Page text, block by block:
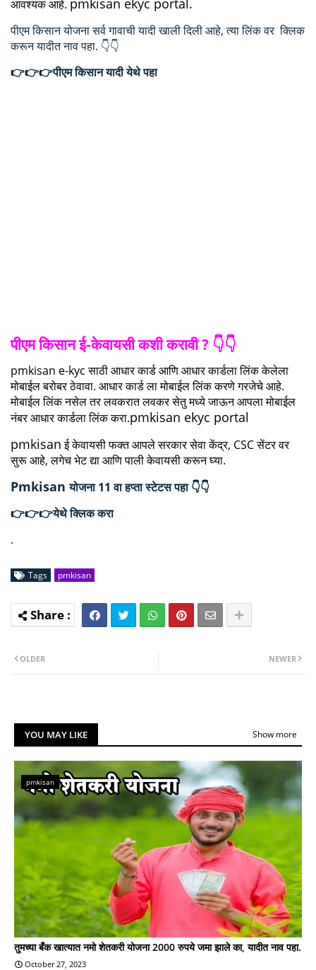
आवश्यक आहे.
पीएम किसान योजना सर्व गावाची यादी खाली दिली आहे, त्या लिंक वर क्लिक
करून यादीत नाव पहा. 👇👇
👉👉👉पीएम किसान यादी येथे पहा
पीएम किसान ई-केवायसी कशी करावी ? 👇👇
pmkisan e-kyc साठी आधार कार्ड आणि आधार कार्डला लिंक केलेला
मोबाईल बरोबर ठेवावा. आधार कार्ड ला मोबाईल लिंक करणे गरजेचे आहे.
मोबाईल लिंक नसेल तर लवकरात लवकर सेतु मध्ये जाऊन आपला मोबाईल
नंबर आधार कार्डला लिंक करा.pmkisan ekyc portal
pmkisanई केवायसी फक्त आपले सरकार सेवा केंद्र, CSC सेंटर वर
सुरू आहे, लगेच भेट द्या आणि पाली केवायसी करून घ्या.
Pmkisanयोजना 11 वा हप्ता स्टेटस पहा 👇👇
👉👉👉येथे क्लिक करा
.
Tags pmkisan
NEWER
OLDER
YOU MAY LIKE Show more
pmkisan
तुमच्या बँक खात्यात नमो शेतकरी योजना 2000 रुपये जमा झाले का, यादीत नाव पहा.
October 27, 2023